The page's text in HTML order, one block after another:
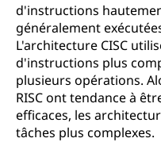
d'instructions
généralement
L'architecture CISC
d'instructions plus
plusieurs opérations.
RISC ont tendance à
efficaces, les
tâches plus complexes.